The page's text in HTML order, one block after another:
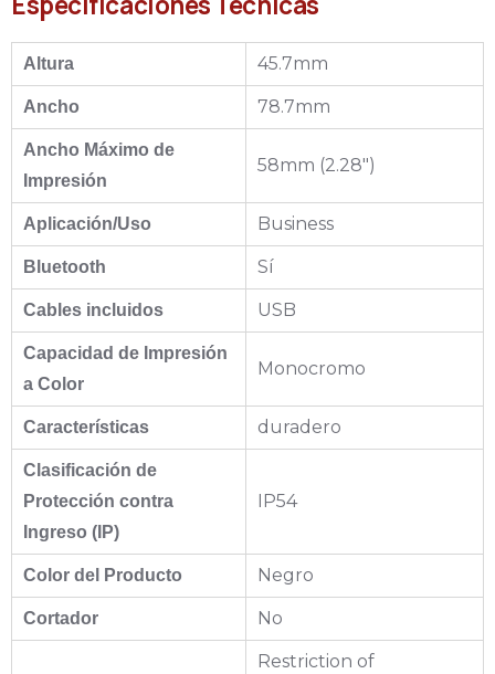
Altura 45.7mm
Ancho 78.7mm
Ancho Máximo de
Impresión
58mm (2.28")
Aplicación/Uso Business
Bluetooth Sí
Cables incluidos USB
Capacidad de Impresión
a Color
Monocromo
Características duradero
Clasificación de
Protección contra
Ingreso (IP)
IP54
Color del Producto Negro
Cortador No
Restriction of